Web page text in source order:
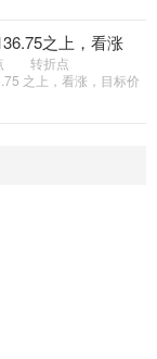
之上，看涨
点 转折点
上，看涨，目标价